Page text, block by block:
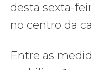
desta sexta-
no centro da
Entre as